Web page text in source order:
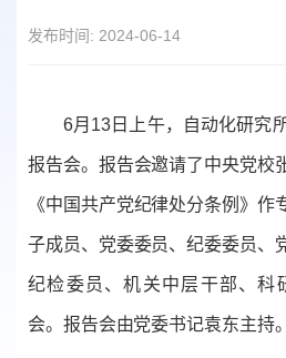
发布时间: 2024-06-14
6月13日上午，自动化研究
报告会。报告会邀请了中央党校
《中国共产党纪律处分条例》作
子成员、党委委员、纪委委员、
纪检委员、机关中层干部、科
会。报告会由党委书记袁东主持。